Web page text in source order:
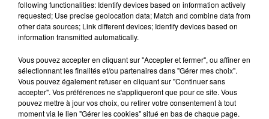
24 juillet 2026
Incendie à Plaisance-du-Touch : des
following functionalities: Identify devices based on information actively
requested; Use precise geolocation data; Match and combine data from
other data sources; Link different devices; Identify devices based on
information transmitted automatically.
Vous pouvez accepter en cliquant sur "Accepter et fermer", ou affiner en
sélectionnant les finalités et/ou partenaires dans "Gérer mes choix".
Vous pouvez également refuser en cliquant sur "Continuer sans
accepter". Vos préférences ne s'appliqueront que pour ce site. Vous
pouvez mettre à jour vos choix, ou retirer votre consentement à tout
moment via le lien "Gérer les cookies" situé en bas de chaque page.